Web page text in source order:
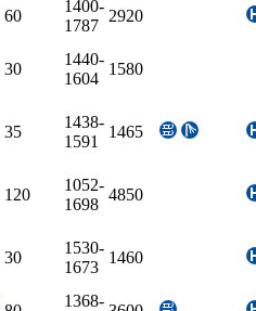
60
1400-
1787
2920
30
1440-
1604
1580
35
1438-
1591
1465
120
1052-
1698
4850
30
1530-
1673
1460
1368-